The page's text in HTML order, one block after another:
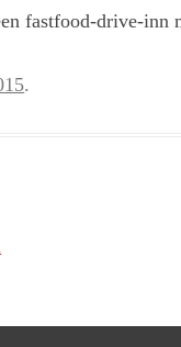
fastfood-drive-inn
.